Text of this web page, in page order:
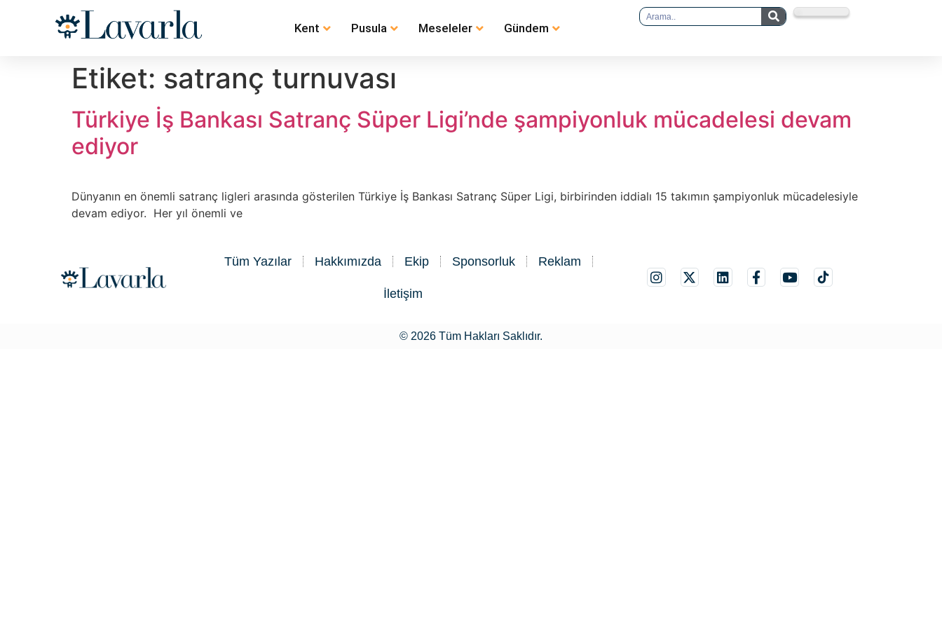
Kent Pusula Meseleler Gündem
Etiket: satranç turnuvası
Türkiye İş Bankası Satranç Süper Ligi’nde şampiyonluk mücadelesi devam
ediyor
Dünyanın en önemli satranç ligleri arasında gösterilen Türkiye İş Bankası Satranç Süper Ligi, birbirinden iddialı 15 takımın şampiyonluk mücadelesiyle
devam ediyor. Her yıl önemli ve
Tüm Yazılar Hakkımızda Ekip Sponsorluk Reklam
İletişim
© 2026 Tüm Hakları Saklıdır.